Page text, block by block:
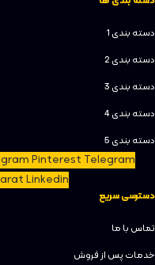
دسته بندی 1
دسته بندی 2
دسته بندی 3
دسته بندی 4
دسته بندی 5
Pinterest Telegram
Linkedin
دسترسی سریع
تماس با ما
خدمات پس از فروش